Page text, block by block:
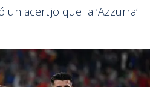
un acertijo que la ‘Azzurra’